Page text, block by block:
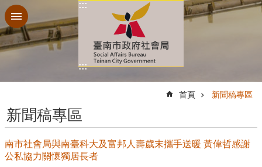
跳到主要內容區塊
:::
:::
首頁 新聞稿專區
新聞稿專區
南市社會局與南臺科大及富邦人壽歲末攜手送暖 黃偉哲感謝
公私協力關懷獨居長者